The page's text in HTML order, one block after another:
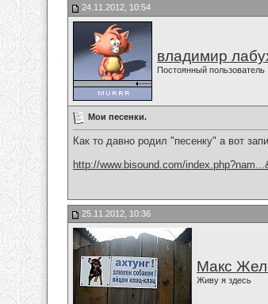
24.11.2012, 10:54
владимир
Постоянный пользователь
Мои песенки.
Как то давно родил "песенку" а вот
http://www.bisound.com/
25.11.2012, 10:36
Макс
Живу я здесь